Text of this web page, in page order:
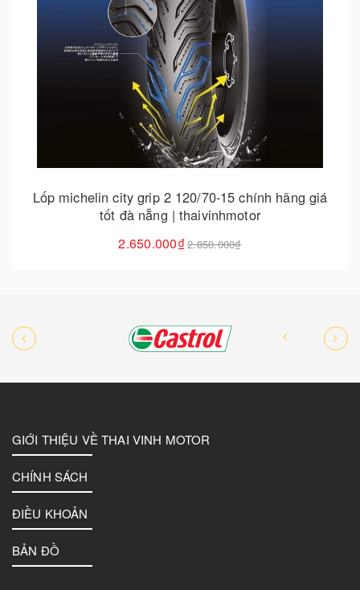
70-15 chính hãng giá
Gác chân nhôm vespa cnc
đà nẵng |
GIỚI THIỆU VỀ THAI VINH MOTOR
CHÍNH SÁCH
ĐIỀU KHOẢN
BẢN ĐỒ